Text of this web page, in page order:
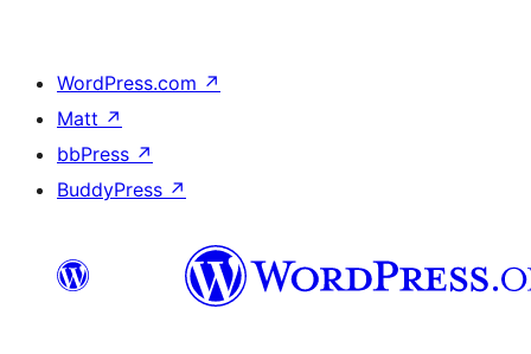
WordPress.com ↗
Matt ↗
bbPress ↗
BuddyPress ↗